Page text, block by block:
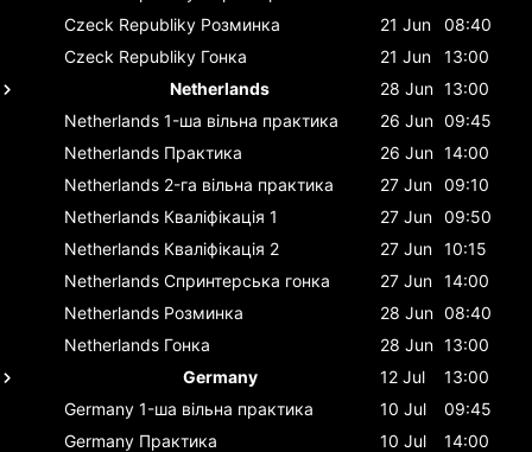
Czeck Republiky Розминка 21 Jun
08:40
Czeck Republiky Гонка 21 Jun
13:00
Netherlands
28 Jun 13:00
Netherlands 1-ша вільна практика 26 Jun 09:45
Netherlands Практика 26 Jun 14:00
Netherlands 2-га вільна практика 27 Jun 09:10
Netherlands Кваліфікація 1 27 Jun 09:50
Netherlands Кваліфікація 2 27 Jun 10:15
Netherlands Спринтерська гонка 27 Jun 14:00
Netherlands Розминка 28 Jun 08:40
Netherlands Гонка 28 Jun 13:00
Germany
12 Jul
13:00
Germany 1-ша вільна практика 10 Jul
09:45
Germany Практика 10 Jul
14:00